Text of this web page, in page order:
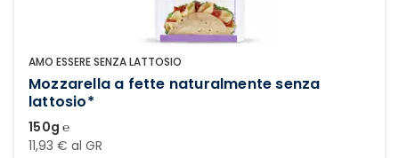
AMO ESSERE SENZA LATTOSIO
Mozzarella a fette naturalmente senza
lattosio*
150g ℮
11,93 € al GR